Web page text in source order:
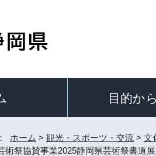
目的か
ホーム > 観光・スポーツ・交流 > 文
術祭協賛事業2025静岡県芸術祭書道